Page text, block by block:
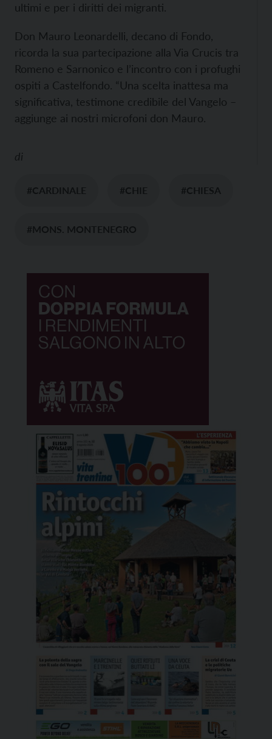
ultimi e per i diritti dei migranti.
Don Mauro Leonardelli, decano di Fondo,
ricorda la sua partecipazione alla Via Crucis tra
Romeno e Sarnonico e l’incontro con i profughi
ospiti a Castelfondo. “Una scelta inattesa ma
significativa, testimone credibile del Vangelo –
aggiunge ai nostri microfoni don Mauro.
di
#CARDINALE #CHIE #CHIESA
#MONS. MONTENEGRO